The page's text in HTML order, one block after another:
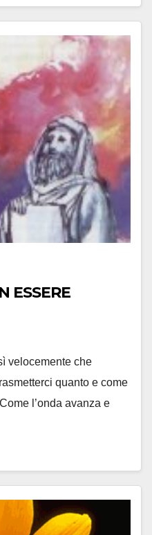
ESSERE
velocemente che
quanto e come
l’onda avanza e